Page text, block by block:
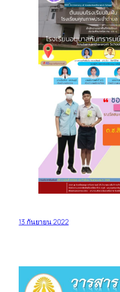
13 กันยายน 2022